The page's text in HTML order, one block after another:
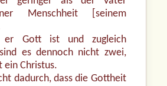
Menschheit [seinem
er Gott ist und zugleich
es dennoch nicht zwei,
ein Christus.
dadurch, dass die Gottheit